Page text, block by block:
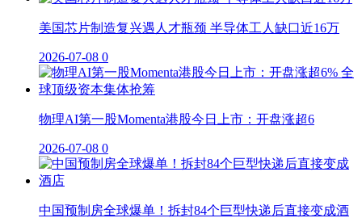
美国芯片制造复兴遇人才瓶颈 半导体工人缺口近16万
2026-07-08 0
物理AI第一股Momenta港股今日上市：开盘涨超6
2026-07-08 0
中国预制房全球爆单！拆封84个巨型快递后直接变成酒